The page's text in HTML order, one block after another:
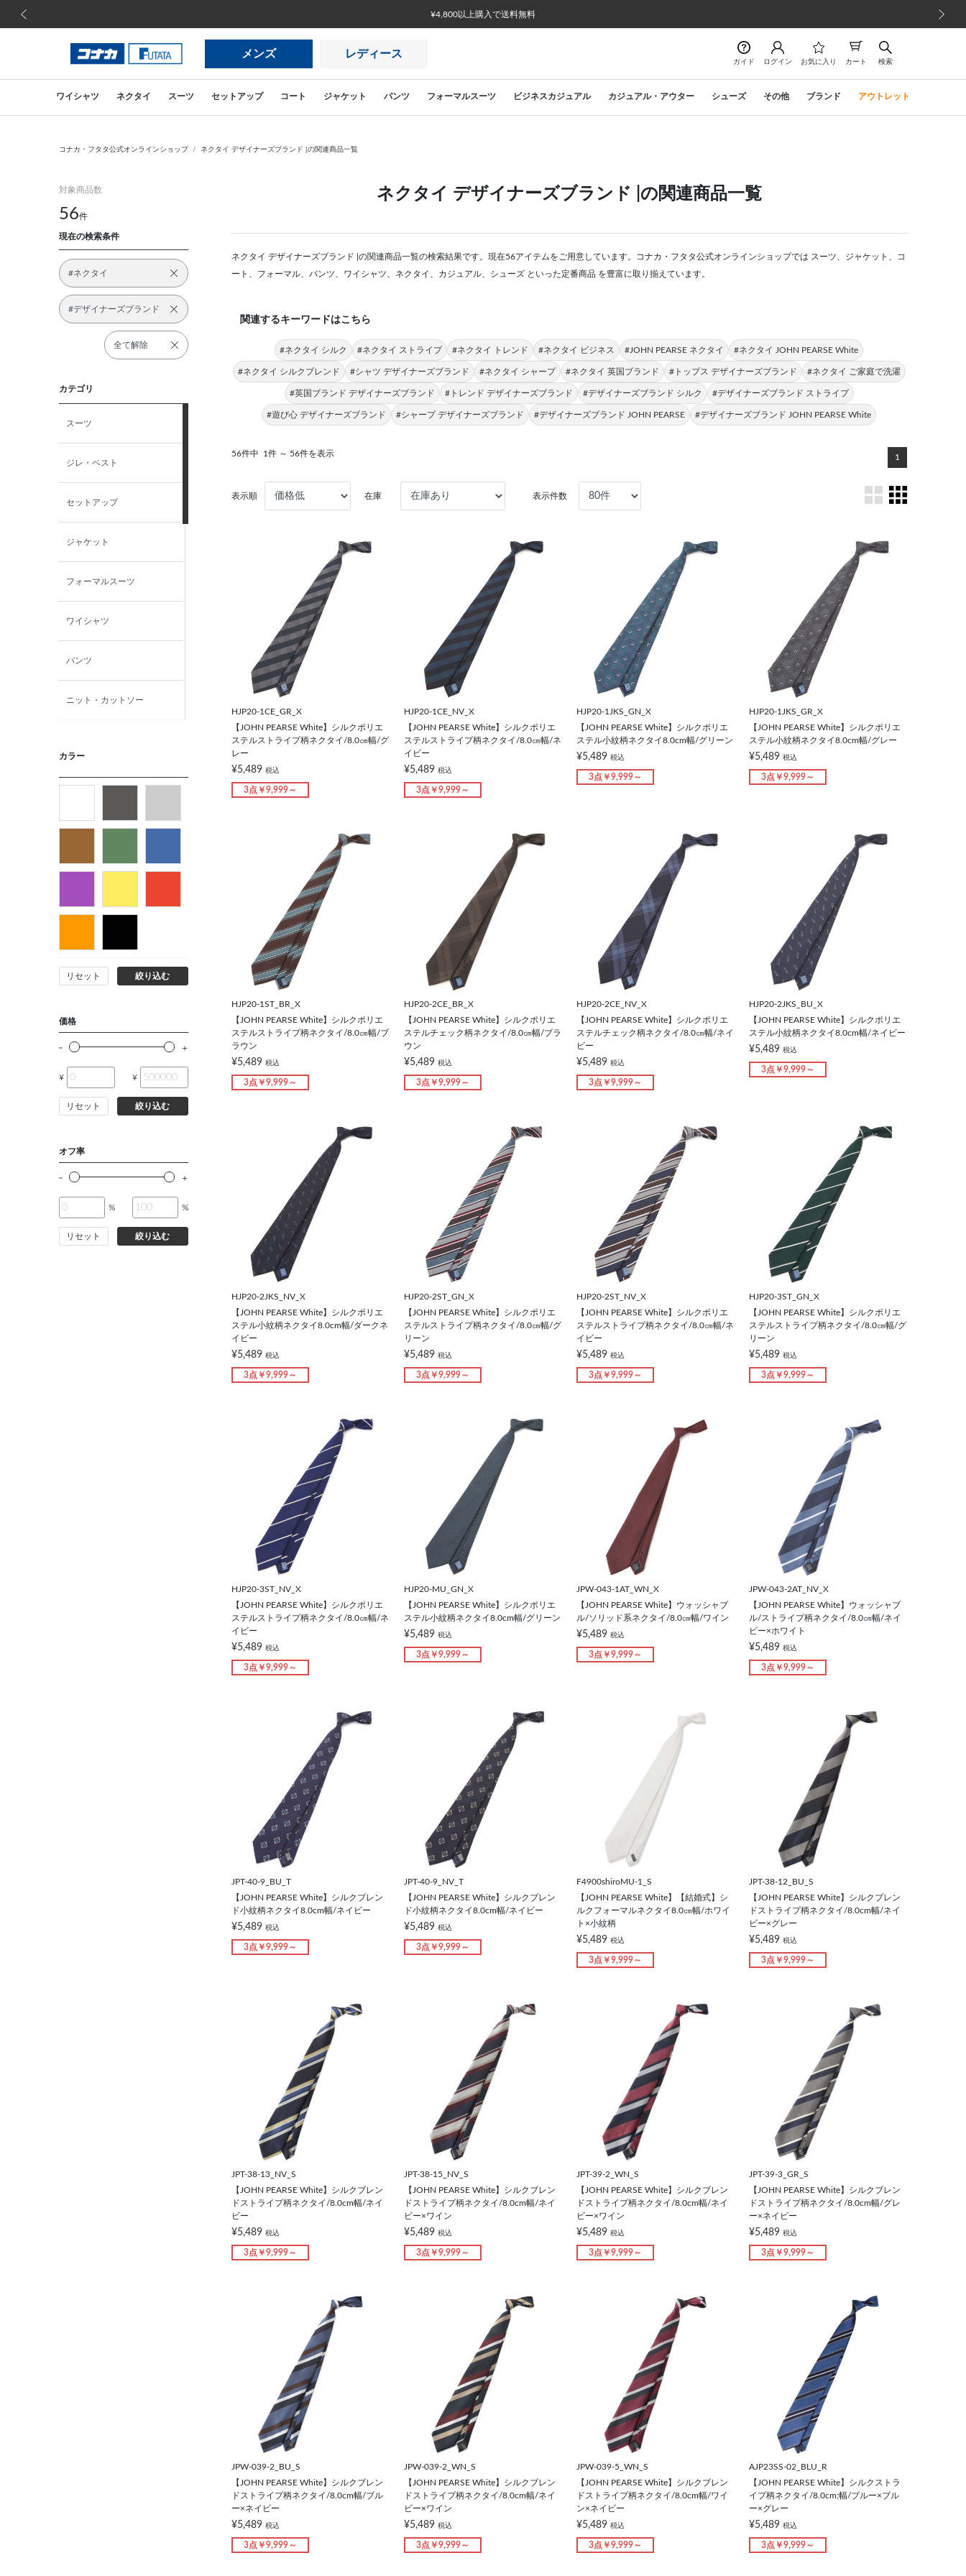
¥4,800以上購入で送料無料
メンズ レディース
ガイド ログイン お気に入り カート 検索
ワイシャツ ネクタイ スーツ セットアップ コート ジャケット パンツ フォーマルスーツ ビジネスカジュアル カジュアル・アウター シューズ その他 ブランド アウトレット
コナカ・フタタ公式オンラインショップ ネクタイ デザイナーズブランド |の関連商品一覧
対象商品数
56件
現在の検索条件
#ネクタイ
#デザイナーズブランド
全て解除
カテゴリ
スーツ
ジレ・ベスト
セットアップ
ジャケット
フォーマルスーツ
ワイシャツ
パンツ
ニット・カットソー
アウター
フォーマルタイ
バッグ
シューズ
アンダーウェア
オーダースーツ
カラー
リセット 絞り込む
価格
¥ ¥
リセット 絞り込む
オフ率
% %
リセット 絞り込む
ネクタイ デザイナーズブランド |の関連商品一覧
ネクタイ デザイナーズブランド |の関連商品一覧の検索結果です。現在56アイテムをご用意しています。コナカ・フタタ公式オンラインショップでは スーツ、ジャケット、コ
ート、フォーマル、パンツ、ワイシャツ、ネクタイ、カジュアル、シューズ といった定番商品 を豊富に取り揃えています。
関連するキーワードはこちら
#ネクタイ シルク #ネクタイ ストライプ #ネクタイ トレンド #ネクタイ ビジネス #JOHN PEARSE ネクタイ #ネクタイ JOHN PEARSE White
#ネクタイ シルクブレンド #シャツ デザイナーズブランド #ネクタイ シャープ #ネクタイ 英国ブランド #トップス デザイナーズブランド #ネクタイ ご家庭で洗濯
#英国ブランド デザイナーズブランド #トレンド デザイナーズブランド #デザイナーズブランド シルク #デザイナーズブランド ストライプ
#遊び心 デザイナーズブランド #シャープ デザイナーズブランド #デザイナーズブランド JOHN PEARSE #デザイナーズブランド JOHN PEARSE White
56件中 1件 ～ 56件を表示 1
表示順 在庫 表示件数
HJP20-1CE_GR_X
【JOHN PEARSE White】シルクポリエ
ステルストライプ柄ネクタイ/8.0㎝幅/グ
レー
¥5,489 税込
3点￥9,999～
HJP20-1CE_NV_X
【JOHN PEARSE White】シルクポリエ
ステルストライプ柄ネクタイ/8.0㎝幅/ネ
イビー
¥5,489 税込
3点￥9,999～
HJP20-1JKS_GN_X
【JOHN PEARSE White】シルクポリエ
ステル小紋柄ネクタイ8.0cm幅/グリーン
¥5,489 税込
3点￥9,999～
HJP20-1JKS_GR_X
【JOHN PEARSE White】シルクポリエ
ステル小紋柄ネクタイ8.0cm幅/グレー
¥5,489 税込
3点￥9,999～
HJP20-1ST_BR_X
【JOHN PEARSE White】シルクポリエ
ステルストライプ柄ネクタイ/8.0㎝幅/ブ
ラウン
¥5,489 税込
3点￥9,999～
HJP20-2CE_BR_X
【JOHN PEARSE White】シルクポリエ
ステルチェック柄ネクタイ/8.0㎝幅/ブラ
ウン
¥5,489 税込
3点￥9,999～
HJP20-2CE_NV_X
【JOHN PEARSE White】シルクポリエ
ステルチェック柄ネクタイ/8.0㎝幅/ネイ
ビー
¥5,489 税込
3点￥9,999～
HJP20-2JKS_BU_X
【JOHN PEARSE White】シルクポリエ
ステル小紋柄ネクタイ8.0cm幅/ネイビー
¥5,489 税込
3点￥9,999～
HJP20-2JKS_NV_X
【JOHN PEARSE White】シルクポリエ
ステル小紋柄ネクタイ8.0cm幅/ダークネ
イビー
¥5,489 税込
3点￥9,999～
HJP20-2ST_GN_X
【JOHN PEARSE White】シルクポリエ
ステルストライプ柄ネクタイ/8.0㎝幅/グ
リーン
¥5,489 税込
3点￥9,999～
HJP20-2ST_NV_X
【JOHN PEARSE White】シルクポリエ
ステルストライプ柄ネクタイ/8.0㎝幅/ネ
イビー
¥5,489 税込
3点￥9,999～
HJP20-3ST_GN_X
【JOHN PEARSE White】シルクポリエ
ステルストライプ柄ネクタイ/8.0㎝幅/グ
リーン
¥5,489 税込
3点￥9,999～
HJP20-3ST_NV_X
【JOHN PEARSE White】シルクポリエ
ステルストライプ柄ネクタイ/8.0㎝幅/ネ
イビー
¥5,489 税込
3点￥9,999～
HJP20-MU_GN_X
【JOHN PEARSE White】シルクポリエ
ステル小紋柄ネクタイ8.0cm幅/グリーン
¥5,489 税込
3点￥9,999～
JPW-043-1AT_WN_X
【JOHN PEARSE White】ウォッシャブ
ル/ソリッド系ネクタイ/8.0㎝幅/ワイン
¥5,489 税込
3点￥9,999～
JPW-043-2AT_NV_X
【JOHN PEARSE White】ウォッシャブ
ル/ストライプ柄ネクタイ/8.0㎝幅/ネイ
ビー×ホワイト
¥5,489 税込
3点￥9,999～
JPT-40-9_BU_T
【JOHN PEARSE White】シルクブレン
ド小紋柄ネクタイ8.0cm幅/ネイビー
¥5,489 税込
3点￥9,999～
JPT-40-9_NV_T
【JOHN PEARSE White】シルクブレン
ド小紋柄ネクタイ8.0cm幅/ネイビー
¥5,489 税込
3点￥9,999～
F4900shiroMU-1_S
【JOHN PEARSE White】【結婚式】シ
ルクフォーマルネクタイ8.0㎝幅/ホワイ
ト×小紋柄
¥5,489 税込
3点￥9,999～
JPT-38-12_BU_S
【JOHN PEARSE White】シルクブレン
ドストライプ柄ネクタイ/8.0cm幅/ネイ
ビー×グレー
¥5,489 税込
3点￥9,999～
JPT-38-13_NV_S
【JOHN PEARSE White】シルクブレン
ドストライプ柄ネクタイ/8.0cm幅/ネイ
ビー
¥5,489 税込
3点￥9,999～
JPT-38-15_NV_S
【JOHN PEARSE White】シルクブレン
ドストライプ柄ネクタイ/8.0cm幅/ネイ
ビー×ワイン
¥5,489 税込
3点￥9,999～
JPT-39-2_WN_S
【JOHN PEARSE White】シルクブレン
ドストライプ柄ネクタイ/8.0cm幅/ネイ
ビー×ワイン
¥5,489 税込
3点￥9,999～
JPT-39-3_GR_S
【JOHN PEARSE White】シルクブレン
ドストライプ柄ネクタイ/8.0cm幅/グレ
ー×ネイビー
¥5,489 税込
3点￥9,999～
JPW-039-2_BU_S
【JOHN PEARSE White】シルクブレン
ドストライプ柄ネクタイ/8.0cm幅/ブル
ー×ネイビー
¥5,489 税込
3点￥9,999～
JPW-039-2_WN_S
【JOHN PEARSE White】シルクブレン
ドストライプ柄ネクタイ/8.0cm幅/ネイ
ビー×ワイン
¥5,489 税込
3点￥9,999～
JPW-039-5_WN_S
【JOHN PEARSE White】シルクブレン
ドストライプ柄ネクタイ/8.0cm幅/ワイ
ン×ネイビー
¥5,489 税込
3点￥9,999～
AJP23SS-02_BLU_R
【JOHN PEARSE White】シルクストラ
イプ柄ネクタイ/8.0cm;幅/ブルー×ブル
ー×グレー
¥5,489 税込
3点￥9,999～